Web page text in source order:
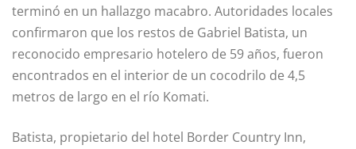
terminó en un hallazgo macabro. Autoridades locales
confirmaron que los restos de Gabriel Batista, un
reconocido empresario hotelero de 59 años, fueron
encontrados en el interior de un cocodrilo de 4,5
metros de largo en el río Komati.
Batista, propietario del hotel Border Country Inn,